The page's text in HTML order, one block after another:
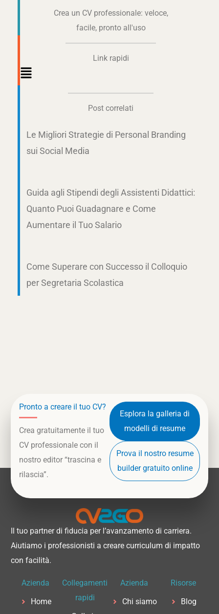
Crea un CV professionale: veloce,
facile, pronto all'uso
Link rapidi
Main
Post correlati
Le Migliori Strategie di Personal Branding
sui Social Media
Guida agli Stipendi degli Assistenti Didattici:
Quanto Puoi Guadagnare e Come
Aumentare il Tuo Salario
Come Superare con Successo il Colloquio
per Segretaria Scolastica
Pronto a creare il tuo CV?
Crea gratuitamente il tuo
CV professionale con il
nostro editor “trascina e
rilascia”.
Esplora la galleria di
modelli di resume
Prova il nostro resume
builder gratuito online
Il tuo partner di fiducia per l’avanzamento di carriera.
Aiutiamo i professionisti a creare curriculum di impatto
con facilità.
Azienda
Home
Collegamenti
rapidi
Azienda
Chi siamo
Risorse
Blog